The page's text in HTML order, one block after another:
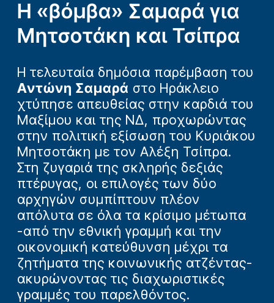
Η «βόμβα» Σαμαρά για
Μητσοτάκη και Τσίπρα
Η τελευταία δημόσια παρέμβαση του
Αντώνη Σαμαρά στο Ηράκλειο
χτύπησε απευθείας στην καρδιά του
Μαξίμου και της ΝΔ, προχωρώντας
στην πολιτική εξίσωση του Κυριάκου
Μητσοτάκη με τον Αλέξη Τσίπρα.
Στη ζυγαριά της σκληρής δεξιάς
πτέρυγας, οι επιλογές των δύο
αρχηγών συμπίπτουν πλέον
απόλυτα σε όλα τα κρίσιμο μέτωπα
-από την εθνική γραμμή και την
οικονομική κατεύθυνση μέχρι τα
ζητήματα της κοινωνικής ατζέντας-
ακυρώνοντας τις διαχωριστικές
γραμμές του παρελθόντος.